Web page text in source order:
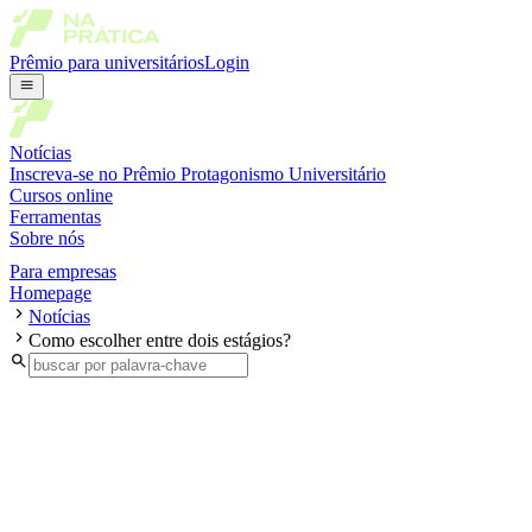
Prêmio para universitáriosLogin
Notícias
Inscreva-se no Prêmio Protagonismo Universitário
Cursos online
Ferramentas
Sobre nós
Para empresas
Homepage
Notícias
Como escolher entre dois estágios?